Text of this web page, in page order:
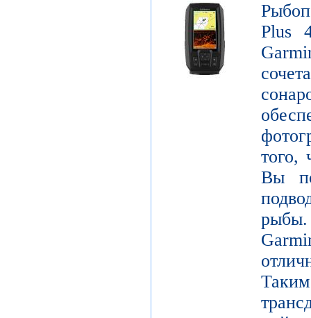
Plus
того,
Вы